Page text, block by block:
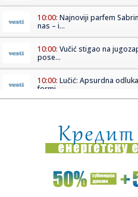
10:00: Najnoviji parfem
nas – i...
10:00: Vučić stigao na
pose...
10:00: Lučić: Apsurdna
formi...
09:57:Sombor: Bezdanci
2026...
09:56:Nova pravila za upis
kvadrata pla...